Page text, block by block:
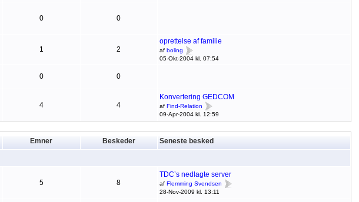
0 0
1 2
oprettelse af familie
af boling
05-Okt-2004 kl. 07:54
0 0
4 4
Konvertering GEDCOM
af Find-Relation
09-Apr-2004 kl. 12:59
Emner Beskeder Seneste besked
5 8
TDC’s nedlagte server
af Flemming Svendsen
28-Nov-2009 kl. 13:11